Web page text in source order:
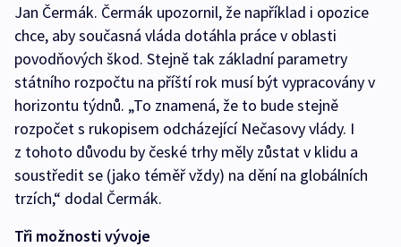
Jan Čermák. Čermák upozornil, že například i opozice
chce, aby současná vláda dotáhla práce v oblasti
povodňových škod. Stejně tak základní parametry
státního rozpočtu na příští rok musí být vypracovány v
horizontu týdnů. „To znamená, že to bude stejně
rozpočet s rukopisem odcházející Nečasovy vlády. I
z tohoto důvodu by české trhy měly zůstat v klidu a
soustředit se (jako téměř vždy) na dění na globálních
trzích,“ dodal Čermák.
Tři možnosti vývoje